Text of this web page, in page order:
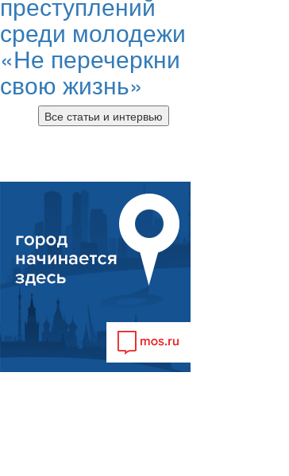
среди молодежи
«Не перечеркни
свою жизнь»
Все статьи и интервью